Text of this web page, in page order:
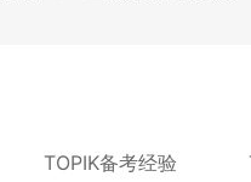
TOPIK备考经验